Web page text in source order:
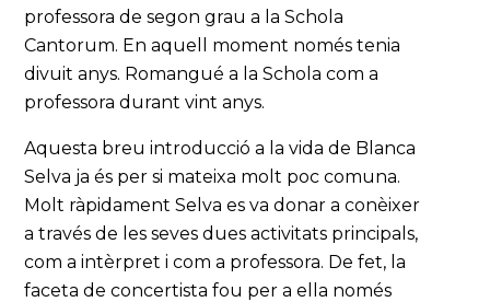
professora de segon grau a la Schola
Cantorum. En aquell moment només tenia
divuit anys. Romangué a la Schola com a
professora durant vint anys.
Aquesta breu introducció a la vida de Blanca
Selva ja és per si mateixa molt poc comuna.
Molt ràpidament Selva es va donar a conèixer
a través de les seves dues activitats principals,
com a intèrpret i com a professora. De fet, la
faceta de concertista fou per a ella només